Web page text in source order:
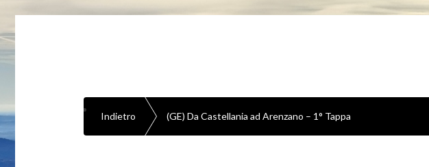
Indietro (GE) Da Castellania ad Arenzano – 1° Tappa